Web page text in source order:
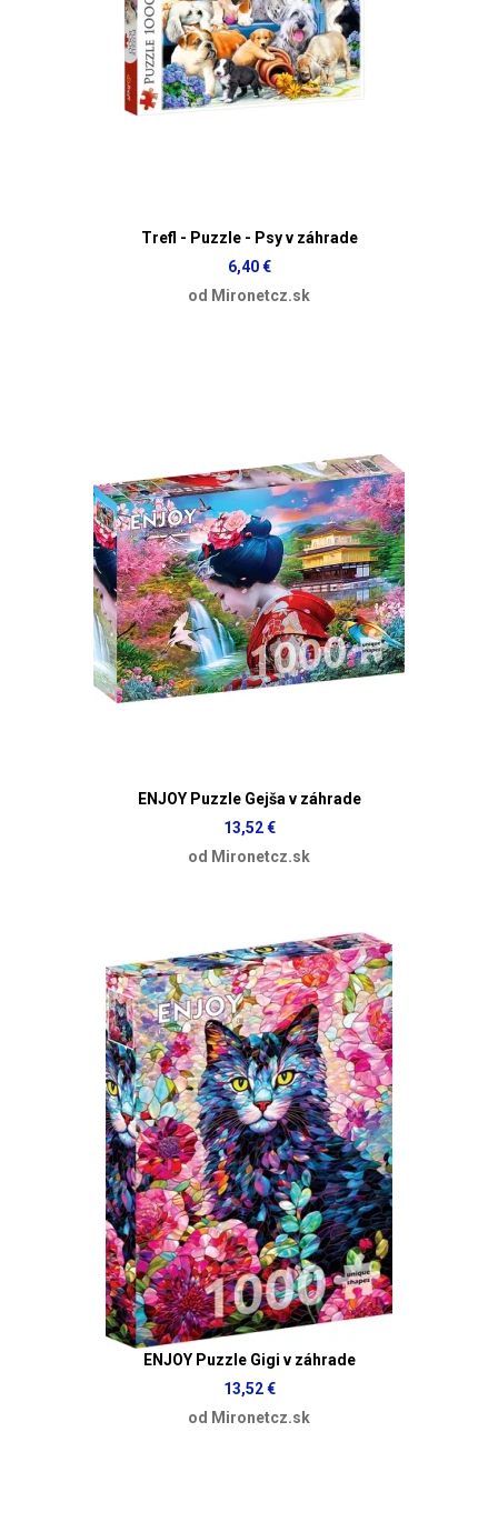
Trefl - Puzzle - Psy v záhrade
6,40 €
od Mironetcz.sk
ENJOY Puzzle Gejša v záhrade
13,52 €
od Mironetcz.sk
ENJOY Puzzle Gigi v záhrade
13,52 €
od Mironetcz.sk